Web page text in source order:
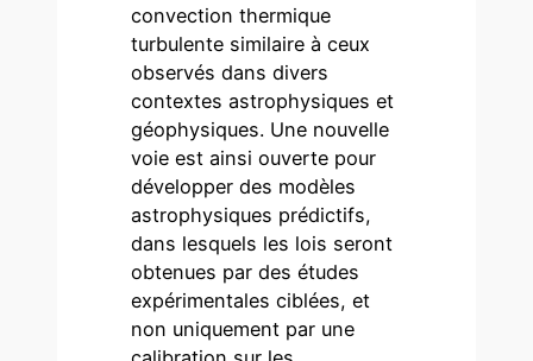
convection thermique
turbulente similaire à ceux
observés dans divers
contextes astrophysiques et
géophysiques. Une nouvelle
voie est ainsi ouverte pour
développer des modèles
astrophysiques prédictifs,
dans lesquels les lois seront
obtenues par des études
expérimentales ciblées, et
non uniquement par une